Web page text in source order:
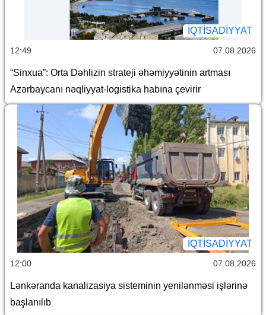
İQTİSADİYYAT
12:49 07.08.2026
“Sinxua”: Orta Dəhlizin strateji əhəmiyyətinin artması
Azərbaycanı nəqliyyat-logistika habına çevirir
İQTİSADİYYAT
12:00 07.08.2026
Lənkəranda kanalizasiya sisteminin yenilənməsi işlərinə
başlanılıb